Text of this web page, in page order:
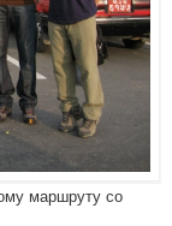
маршруту со